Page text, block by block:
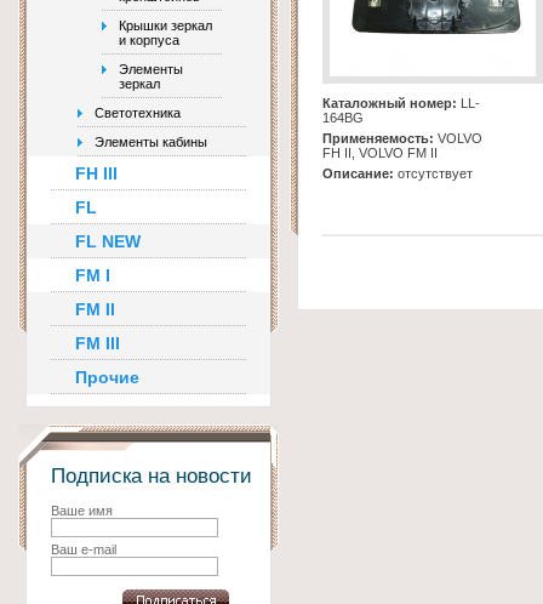
Крышки зеркал
и корпуса
Элементы
зеркал
Светотехника
Элементы кабины
FH III
FL
FL NEW
FM I
FM II
FM III
Прочие
Подписка на новости
Ваше имя
Ваш e-mail
Каталожный номер: LL-
164BG
Применяемость: VOLVO
FH II, VOLVO FM II
Описание: отсутствует